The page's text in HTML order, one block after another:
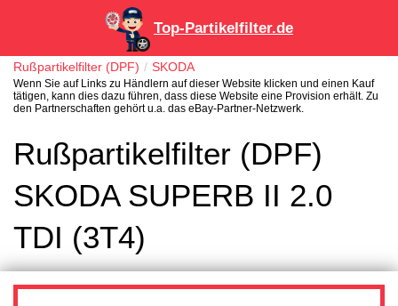
Top-Partikelfilter.de
Rußpartikelfilter (DPF) SKODA
Wenn Sie auf Links zu Händlern auf dieser Website klicken und einen Kauf
tätigen, kann dies dazu führen, dass diese Website eine Provision erhält. Zu
den Partnerschaften gehört u.a. das eBay-Partner-Netzwerk.
Rußpartikelfilter (DPF)
SKODA SUPERB II 2.0
TDI (3T4)